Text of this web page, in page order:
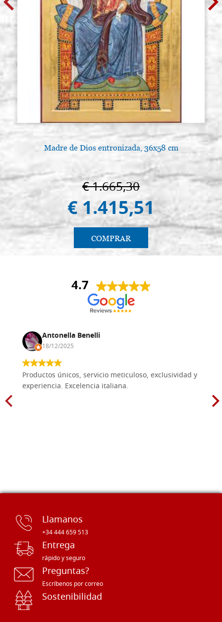
Madre de Dios entronizada, 36x58 cm
€ 1.665,30
€ 1.415,51
COMPRAR
4.7
Antonella Benelli
18/12/2025
Productos únicos, servicio meticuloso, exclusividad y
experiencia. Excelencia italiana.
Llamanos
+34 444 659 513
Entrega
rápido y seguro
Preguntas?
Escríbenos por correo
Sostenibilidad